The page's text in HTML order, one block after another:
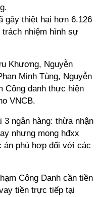
gây thiệt hại hơn 6.126
trách nhiệm hình sự
Khương, Nguyễn
Minh Tùng, Nguyễn
Công danh thực hiện
VNCB.
ngân hàng: thừa nhận
nhưng mong hđxx
án phù hợp đối với các
Công Danh cần tiền
tiền trực tiếp tại